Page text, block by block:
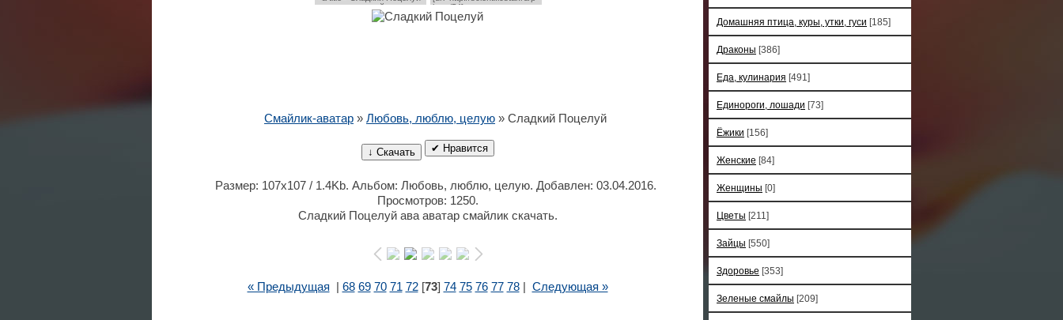
Смайлик-аватар » Любовь, люблю, целую » Сладкий Поцелуй
↓ Скачать ✔ Нравится
Размер: 107x107 / 1.4Kb. Альбом: Любовь, люблю, целую. Добавлен: 03.04.2016.
Просмотров: 1250.
Сладкий Поцелуй ава аватар смайлик скачать.
« Предыдущая 68 69 70 71 72[73] 74 75 76 77 78| Следующая »
Домашняя птица, куры, утки, гуси [185]
Драконы [386]
Еда, кулинария [491]
Единороги, лошади [73]
Ёжики [156]
Женские [84]
Женщины [0]
Цветы [211]
Зайцы [550]
Здоровье [353]
Зеленые смайлы [209]